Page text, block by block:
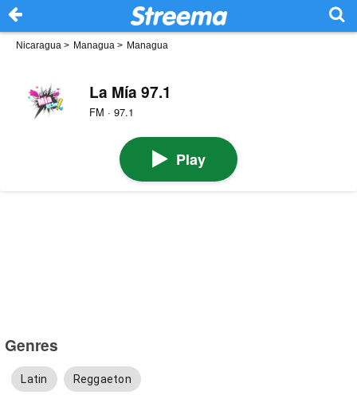
Nicaragua > Managua > Managua
La Mía 97.1
FM · 97.1
Play
Genres
Latin Reggaeton